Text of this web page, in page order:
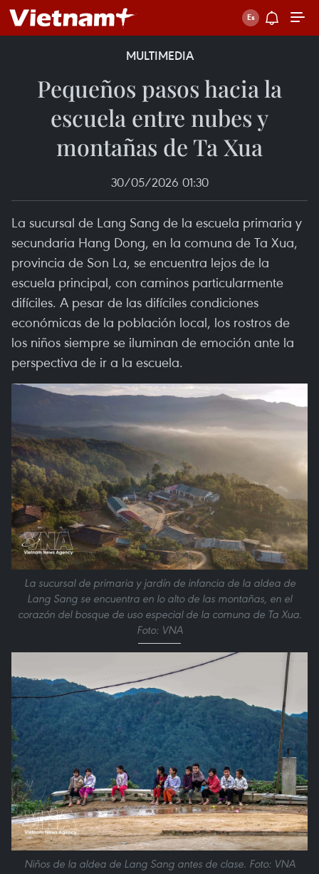
MULTIMEDIA
Pequeños pasos hacia la
escuela entre nubes y
montañas de Ta Xua
30/05/2026 01:30
La sucursal de Lang Sang de la escuela primaria y
secundaria Hang Dong, en la comuna de Ta Xua,
provincia de Son La, se encuentra lejos de la
escuela principal, con caminos particularmente
difíciles. A pesar de las difíciles condiciones
económicas de la población local, los rostros de
los niños siempre se iluminan de emoción ante la
perspectiva de ir a la escuela.
La sucursal de primaria y jardín de infancia de la aldea de
Lang Sang se encuentra en lo alto de las montañas, en el
corazón del bosque de uso especial de la comuna de Ta Xua.
Foto: VNA
Niños de la aldea de Lang Sang antes de clase. Foto: VNA